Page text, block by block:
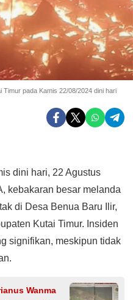
pada Kamis 22/08/2024 dini hari
dini hari, 22 Agustus
kebakaran besar melanda
di Desa Benua Baru Ilir,
Kutai Timur. Insiden
signifikan, meskipun tidak
Wanma